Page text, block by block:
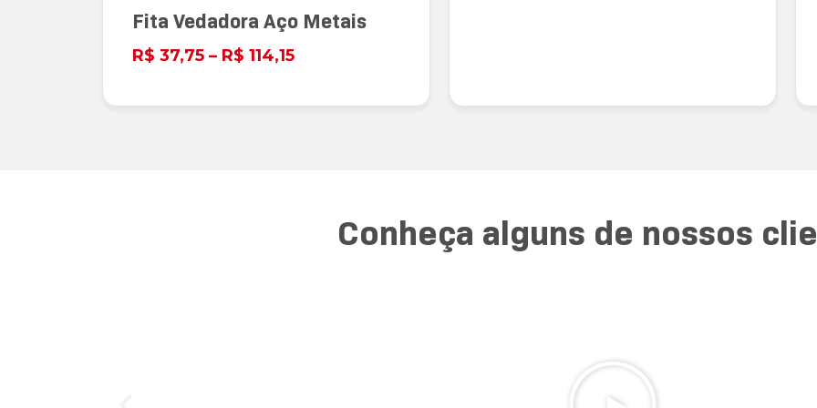
Fita Vedadora Aço Metais
R$ 37,75 – R$ 114,15
Conheça alguns de nossos